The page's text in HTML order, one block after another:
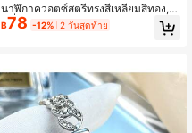
นาฬิกาควอตซ์สตรีทรงสี่เหลี่ยมสีทอง, แ
ฟชั่นคลาสสิกสำหรับใส่ทำงานลำลอง ป
าร์ตี้, ทางเลือกของขวัญที่ดีที่สุด
฿78 -12% 2 วันสุดท้าย